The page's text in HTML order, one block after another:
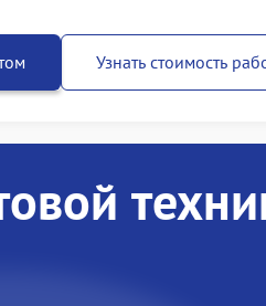
Узнать стоимость